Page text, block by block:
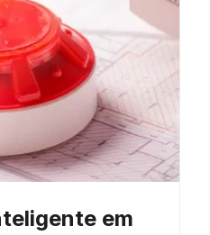
em